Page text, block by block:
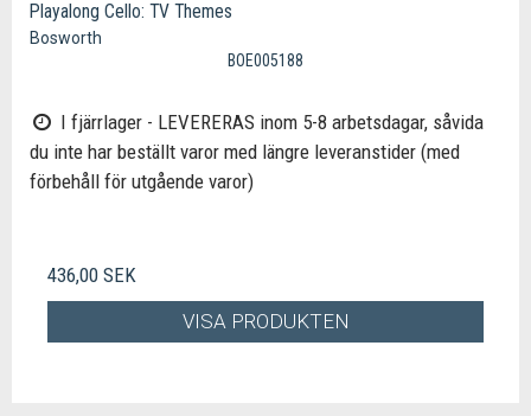
Playalong Cello: TV Themes
Bosworth
BOE005188
I fjärrlager - LEVERERAS inom 5-8 arbetsdagar, såvida
du inte har beställt varor med längre leveranstider (med
förbehåll för utgående varor)
436,00 SEK
VISA PRODUKTEN